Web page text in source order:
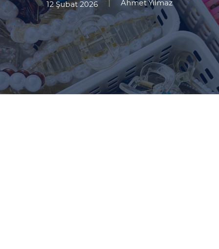
12 Şubat 2026 Ahmet Yılmaz